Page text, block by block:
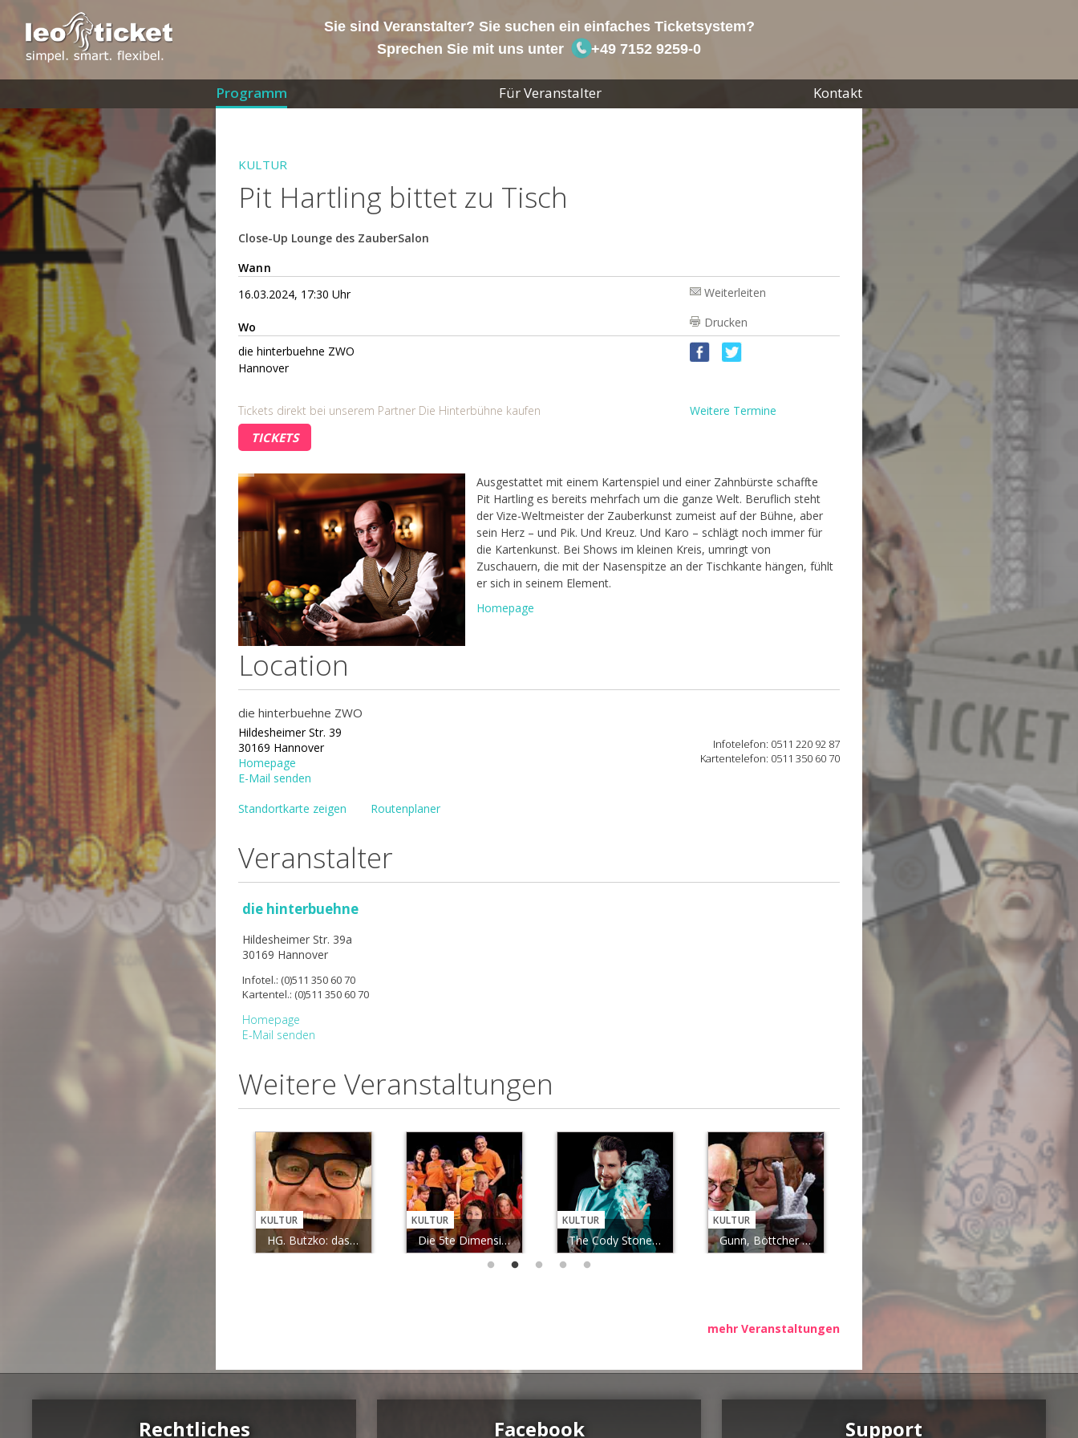
Sie sind Veranstalter? Sie suchen ein einfaches Ticketsystem?
Sprechen Sie mit uns unter
+49 7152 9259-0
Programm Für Veranstalter Kontakt
KULTUR
Pit Hartling bittet zu Tisch
Close-Up Lounge des ZauberSalon
Wann
16.03.2024, 17:30 Uhr
Weiterleiten
Wo
Drucken
die hinterbuehne ZWO
Hannover
Tickets direkt bei unserem Partner Die Hinterbühne kaufen
TICKETS
Weitere Termine
Ausgestattet mit einem Kartenspiel und einer Zahnbürste schaffte
Pit Hartling es bereits mehrfach um die ganze Welt. Beruflich steht
der Vize-Weltmeister der Zauberkunst zumeist auf der Bühne, aber
sein Herz – und Pik. Und Kreuz. Und Karo – schlägt noch immer für
die Kartenkunst. Bei Shows im kleinen Kreis, umringt von
Zuschauern, die mit der Nasenspitze an der Tischkante hängen, fühlt
er sich in seinem Element.
Homepage
Location
die hinterbuehne ZWO
Hildesheimer Str. 39
30169 Hannover
Homepage
E-Mail senden
Infotelefon: 0511 220 92 87
Kartentelefon: 0511 350 60 70
Standortkarte zeigen Routenplaner
Veranstalter
die hinterbuehne
Hildesheimer Str. 39a
30169 Hannover
Infotel.: (0)511 350 60 70
Kartentel.: (0)511 350 60 70
Homepage
E-Mail senden
Weitere Veranstaltungen
KULTUR
HG. Butzko: das wolln wir doch mal...
KULTUR
Die 5te Dimension: Improtheater-Ma...
KULTUR
The Cody Stone Magic Show
KULTUR
Gunn, Böttcher & Das Wiesel: Drei... Alix Dudel & Sebastian Albert:...
KULTUR
mehr Veranstaltungen
Rechtliches Facebook Support